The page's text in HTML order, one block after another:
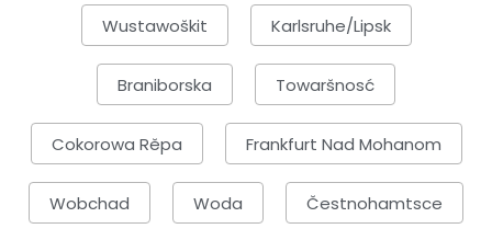
Wustawoškit Karlsruhe/Lipsk
Braniborska Towaršnosć
Cokorowa Rěpa Frankfurt Nad Mohanom
Wobchad Woda Čestnohamtsce